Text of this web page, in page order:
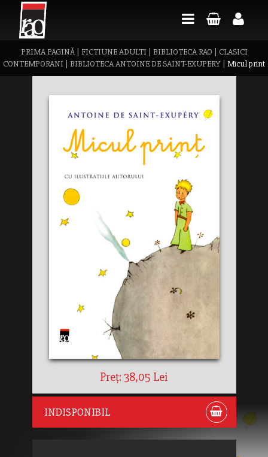
PRIMA PAGINĂ| FICTIUNE ADULTI BIBLIOTECA RAO
CLASICI
CONTEMPORANI
BIBLIOTECA ANTOINE DE SAINT-EXUPERY Micul print
Preț: 38,05 Lei
INDISPONIBIL